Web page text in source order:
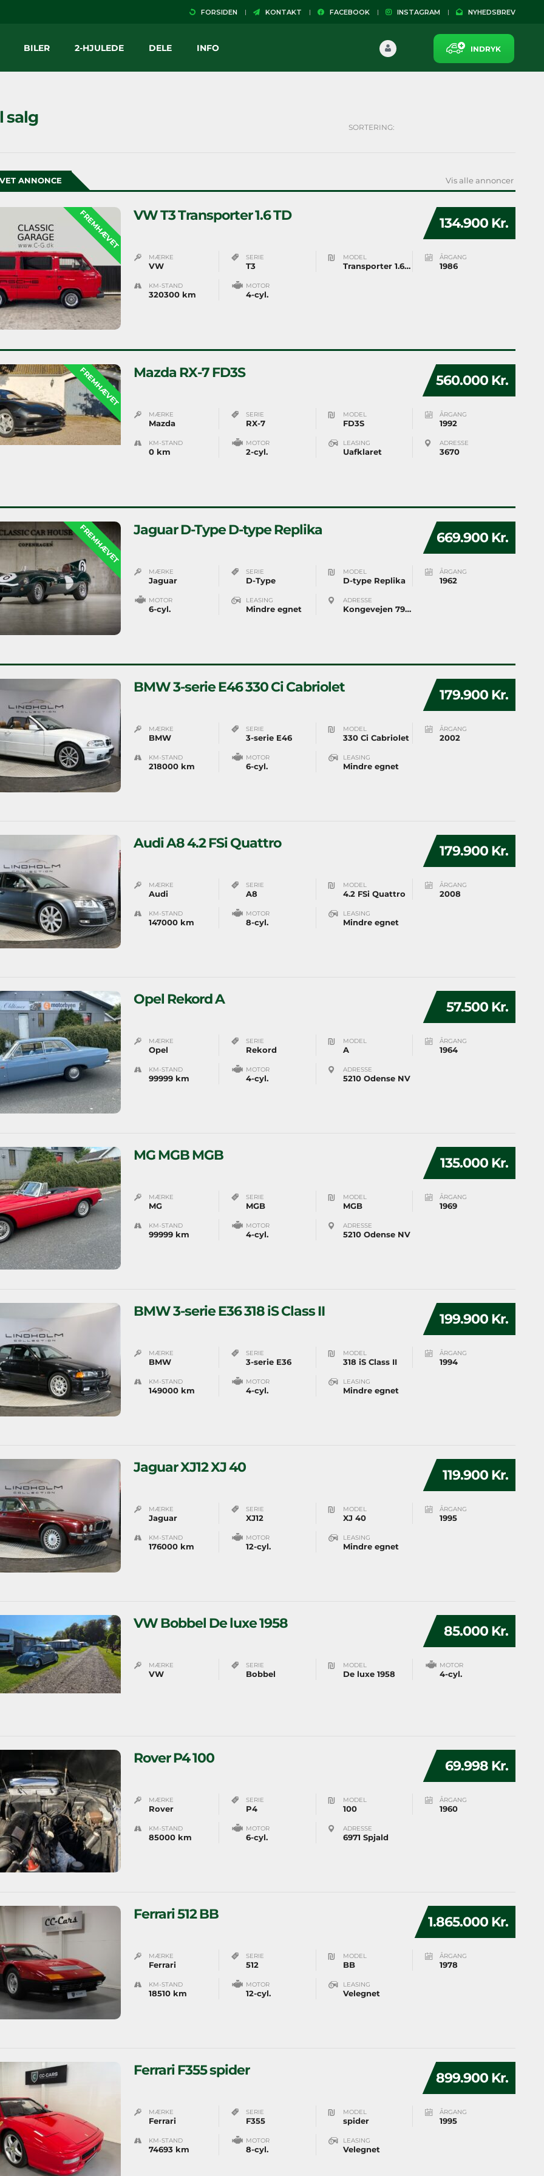
FORSIDEN KONTAKT FACEBOOK INSTAGRAM NYHEDSBREV
INDRYK
BILER 2-HJULEDE DELE INFO
salg
SORTERING:
ANNONCE Vis alle annoncer
FREMHÆVET 134.900 Kr.
VW T3 Transporter 1.6 TD
MÆRKE
VW
SERIE
T3
MODEL
Transporter 1.6 TD
ÅRGANG
1986
KM-STAND
320300 km
MOTOR
4-cyl.
FREMHÆVET 560.000 Kr.
Mazda RX-7 FD3S
MÆRKE
Mazda
SERIE
RX-7
MODEL
FD3S
ÅRGANG
1992
KM-STAND
0 km
MOTOR
2-cyl.
LEASING
Uafklaret
ADRESSE
3670
FREMHÆVET 669.900 Kr.
Jaguar D-Type D-type Replika
MÆRKE
Jaguar
SERIE
D-Type
MODEL
D-type Replika
ÅRGANG
1962
MOTOR
6-cyl.
LEASING
Mindre egnet
ADRESSE
Kongevejen 79 2800 Kongens Lyngby
179.900 Kr.
BMW 3-serie E46 330 Ci Cabriolet
MÆRKE
BMW
SERIE
3-serie E46
MODEL
330 Ci Cabriolet
ÅRGANG
2002
KM-STAND
218000 km
MOTOR
6-cyl.
LEASING
Mindre egnet
179.900 Kr.
Audi A8 4.2 FSi Quattro
MÆRKE
Audi
SERIE
A8
MODEL
4.2 FSi Quattro
ÅRGANG
2008
KM-STAND
147000 km
MOTOR
8-cyl.
LEASING
Mindre egnet
57.500 Kr.
Opel Rekord A
MÆRKE
Opel
SERIE
Rekord
MODEL
A
ÅRGANG
1964
KM-STAND
99999 km
MOTOR
4-cyl.
ADRESSE
5210 Odense NV
135.000 Kr.
MG MGB MGB
MÆRKE
MG
SERIE
MGB
MODEL
MGB
ÅRGANG
1969
KM-STAND
99999 km
MOTOR
4-cyl.
ADRESSE
5210 Odense NV
199.900 Kr.
BMW 3-serie E36 318 iS Class II
MÆRKE
BMW
SERIE
3-serie E36
MODEL
318 iS Class II
ÅRGANG
1994
KM-STAND
149000 km
MOTOR
4-cyl.
LEASING
Mindre egnet
119.900 Kr.
Jaguar XJ12 XJ 40
MÆRKE
Jaguar
SERIE
XJ12
MODEL
XJ 40
ÅRGANG
1995
KM-STAND
176000 km
MOTOR
12-cyl.
LEASING
Mindre egnet
85.000 Kr.
VW Bobbel De luxe 1958
MÆRKE
VW
SERIE
Bobbel
MODEL
De luxe 1958
MOTOR
4-cyl.
69.998 Kr.
Rover P4 100
MÆRKE
Rover
SERIE
P4
MODEL
100
ÅRGANG
1960
KM-STAND
85000 km
MOTOR
6-cyl.
ADRESSE
6971 Spjald
1.865.000 Kr.
Ferrari 512 BB
MÆRKE
Ferrari
SERIE
512
MODEL
BB
ÅRGANG
1978
KM-STAND
18510 km
MOTOR
12-cyl.
LEASING
Velegnet
899.900 Kr.
Ferrari F355 spider
MÆRKE
Ferrari
SERIE
F355
MODEL
spider
ÅRGANG
1995
KM-STAND
74693 km
MOTOR
8-cyl.
LEASING
Velegnet